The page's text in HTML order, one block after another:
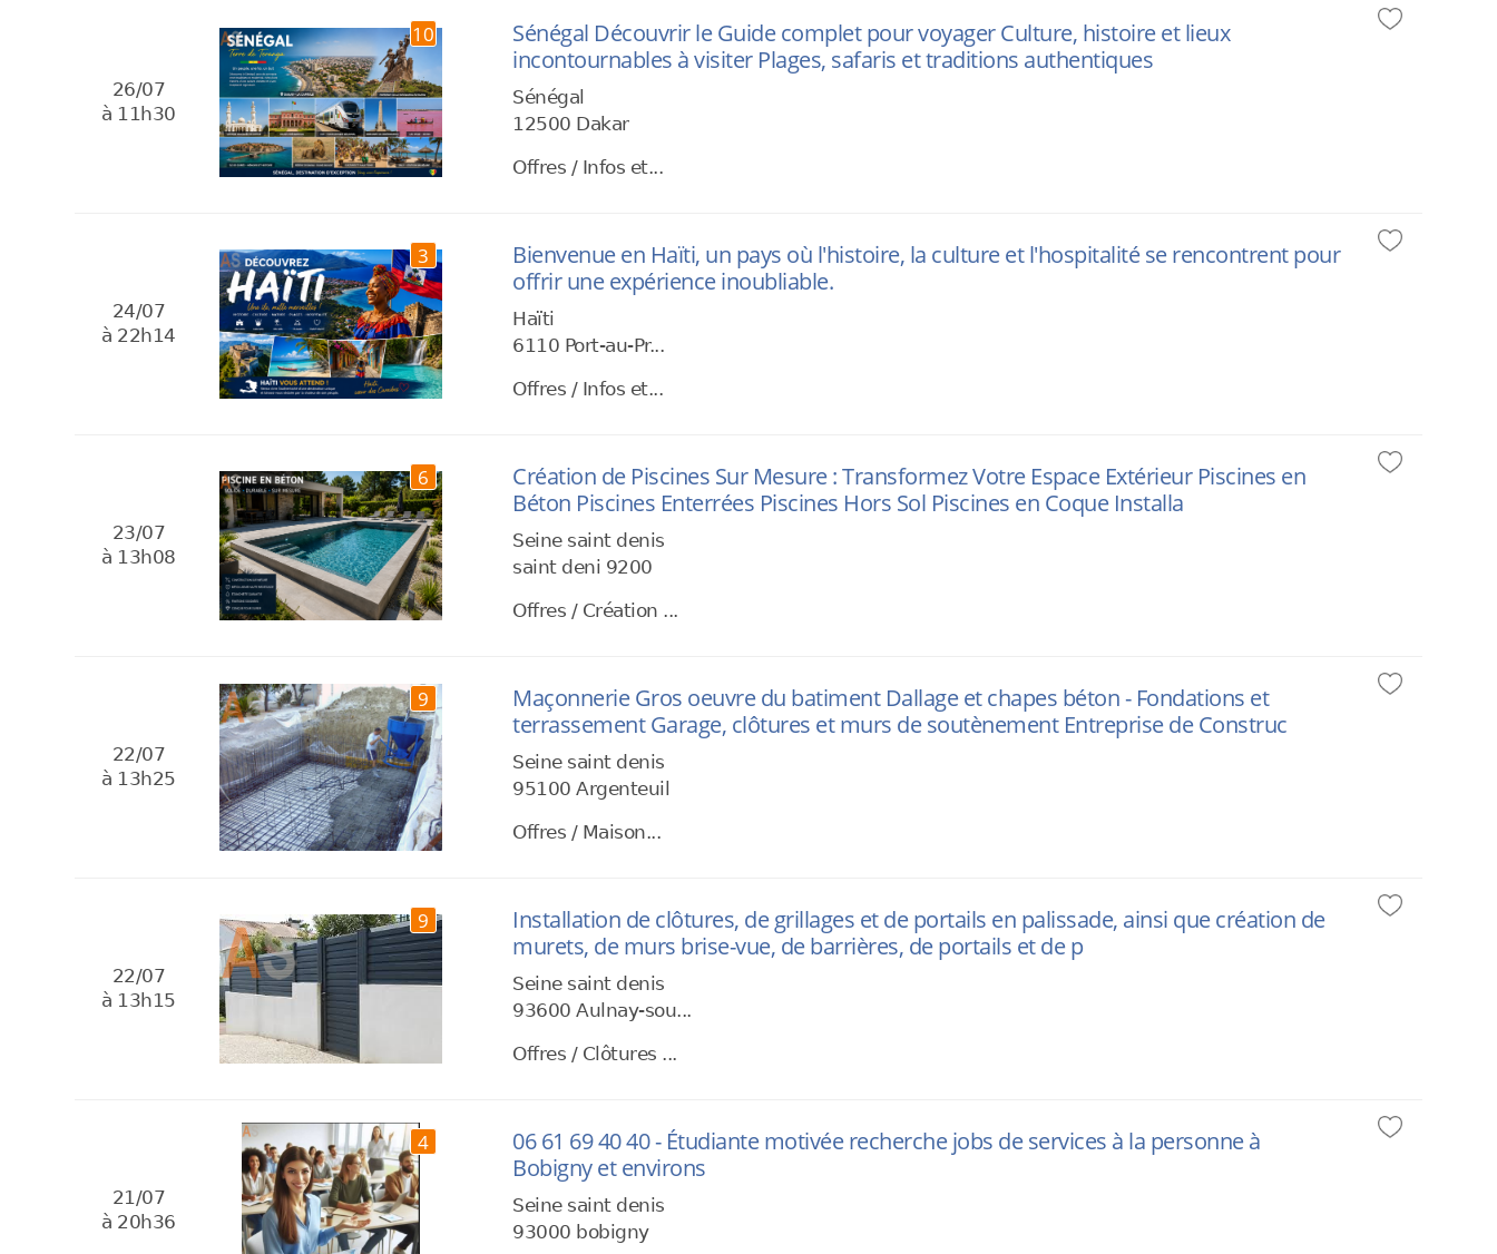
26/07
à 11h30
10
Sénégal Découvrir le Guide complet pour voyager Culture, histoire et lieux
incontournables à visiter Plages, safaris et traditions authentiques
Sénégal
12500 Dakar
Offres / Infos et...
24/07
à 22h14
3
Bienvenue en Haïti, un pays où l'histoire, la culture et l'hospitalité se rencontrent pour
offrir une expérience inoubliable.
Haïti
6110 Port-au-Pr...
Offres / Infos et...
23/07
à 13h08
6
Création de Piscines Sur Mesure : Transformez Votre Espace Extérieur Piscines en
Béton Piscines Enterrées Piscines Hors Sol Piscines en Coque Installa
Seine saint denis
saint deni 9200
Offres / Création ...
22/07
à 13h25
9
Maçonnerie Gros oeuvre du batiment Dallage et chapes béton - Fondations et
terrassement Garage, clôtures et murs de soutènement Entreprise de Construc
Seine saint denis
95100 Argenteuil
Offres / Maison...
22/07
à 13h15
9
Installation de clôtures, de grillages et de portails en palissade, ainsi que création de
murets, de murs brise-vue, de barrières, de portails et de p
Seine saint denis
93600 Aulnay-sou...
Offres / Clôtures ...
21/07
à 20h36
4
06 61 69 40 40 - Étudiante motivée recherche jobs de services à la personne à
Bobigny et environs
Seine saint denis
93000 bobigny